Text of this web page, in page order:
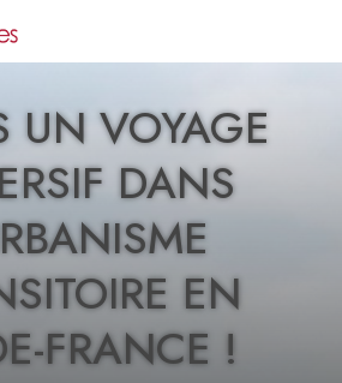
UN VOYAGE
DANS
EN
FRANCE !